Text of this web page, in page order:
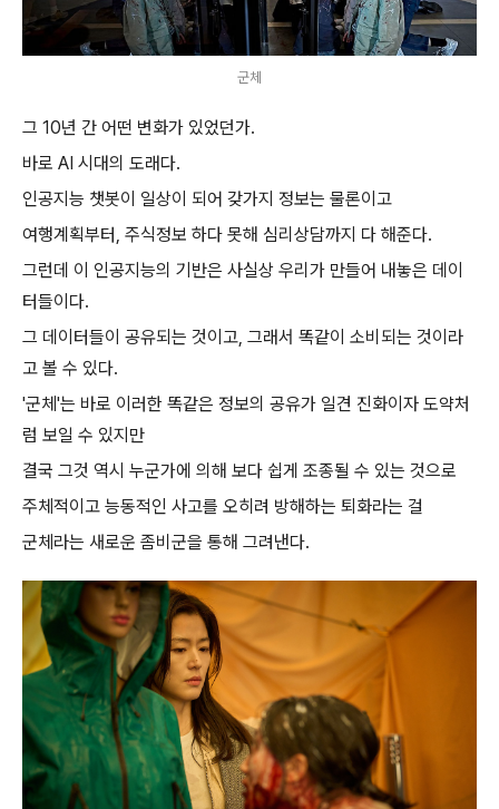
군체
그 10년 간 어떤 변화가 있었던가.
바로 AI 시대의 도래다.
인공지능 챗봇이 일상이 되어 갖가지 정보는 물론이고
여행계획부터, 주식정보 하다 못해 심리상담까지 다 해준다.
그런데 이 인공지능의 기반은 사실상 우리가 만들어 내놓은 데이
터들이다.
그 데이터들이 공유되는 것이고, 그래서 똑같이 소비되는 것이라
고 볼 수 있다.
'군체'는 바로 이러한 똑같은 정보의 공유가 일견 진화이자 도약처
럼 보일 수 있지만
결국 그것 역시 누군가에 의해 보다 쉽게 조종될 수 있는 것으로
주체적이고 능동적인 사고를 오히려 방해하는 퇴화라는 걸
군체라는 새로운 좀비군을 통해 그려낸다.